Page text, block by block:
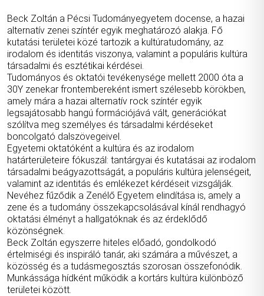
Beck Zoltán a Pécsi Tudományegyetem docense, a hazai
alternatív zenei színtér egyik meghatározó alakja. Fő
kutatási területei közé tartozik a kultúratudomány, az
irodalom és identitás viszonya, valamint a populáris kultúra
társadalmi és esztétikai kérdései.
Tudományos és oktatói tevékenysége mellett 2000 óta a
30Y zenekar frontembereként ismert szélesebb körökben,
amely mára a hazai alternatív rock színtér egyik
legsajátosabb hangú formációjává vált, generációkat
szólítva meg személyes és társadalmi kérdéseket
boncolgató dalszövegeivel.
Egyetemi oktatóként a kultúra és az irodalom
határterületeire fókuszál: tantárgyai és kutatásai az irodalom
társadalmi beágyazottságát, a populáris kultúra jelenségeit,
valamint az identitás és emlékezet kérdéseit vizsgálják.
Nevéhez fűződik a Zenélő Egyetem elindítása is, amely a
zene és a tudomány összekapcsolásával kínál rendhagyó
oktatási élményt a hallgatóknak és az érdeklődő
közönségnek.
Beck Zoltán egyszerre hiteles előadó, gondolkodó
értelmiségi és inspiráló tanár, aki számára a művészet, a
közösség és a tudásmegosztás szorosan összefonódik.
Munkássága hídként működik a kortárs kultúra különböző
területei között.